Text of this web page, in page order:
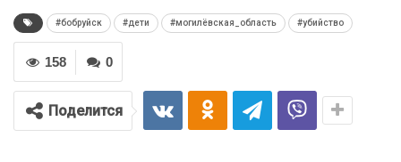
#бобруйск #дети #могилёвская_область #убийство
0
158
Поделится